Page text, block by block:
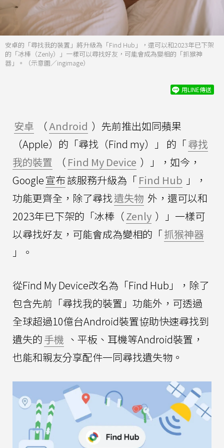
安卓的「尋找我的裝置」將升級為「Find Hub」，還可以和2023年已下架
的「冰棒（Zenly）」一樣可以尋找好友，可能會成為變相的「抓猴神
器」。（示意圖／ingimage）
用LINE傳送
安卓 （Android ）先前推出如同蘋果
（Apple）的「尋找（Find my）」 的「尋找
我的裝置
（ Find My Device ）」，如今，
Google宣布該服務升級為「Find Hub 」，
功能更齊全，除了尋找遺失物 外，還可以和
2023年已下架的「冰棒（Zenly ）」一樣可
以尋找好友，可能會成為變相的「抓猴神器
」。
從Find My Device改名為「Find Hub」，除了
包含先前「尋找我的裝置」功能外，可透過
全球超過10億台Android裝置協助快速尋找到
遺失的手機 、平板、耳機等Android裝置，
也能和親友分享配件一同尋找遺失物。